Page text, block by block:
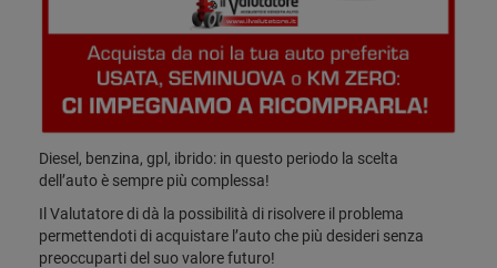
Diesel, benzina, gpl, ibrido: in questo periodo la scelta
dell’auto è sempre più complessa!
Il Valutatore di dà la possibilità di risolvere il problema
permettendoti di acquistare l’auto che più desideri senza
preoccuparti del suo valore futuro!